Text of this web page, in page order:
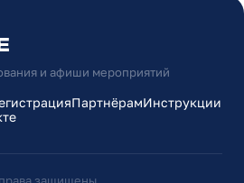
и афиши мероприятий
ПартнёрамИнструкции